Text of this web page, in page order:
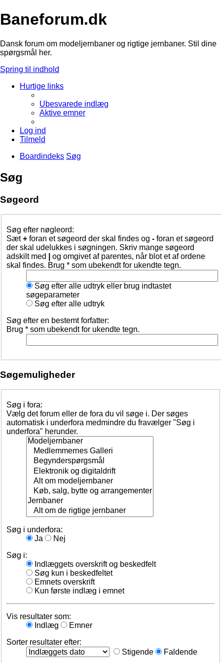
Baneforum.dk
Dansk forum om modeljernbaner og rigtige jernbaner. Stil dine
spørgsmål her.
Spring til indhold
Hurtige links
Ubesvarede indlæg
Aktive emner
Log ind
Tilmeld
Boardindeks Søg
Søg
Søgeord
Søg efter nøgleord:
Sæt+ foran et søgeord der skal findes og - foran et søgeord
der skal udelukkes i søgningen. Skriv mange søgeord
adskilt med
og omgivet af parentes, når blot et af ordene
skal findes. Brug * som ubekendt for ukendte tegn.
Søg efter alle udtryk eller brug indtastet
søgeparameter
Søg efter alle udtryk
Søg efter en bestemt forfatter:
Brug * som ubekendt for ukendte tegn.
Søgemuligheder
Søg i fora:
Vælg det forum eller de fora du vil søge i. Der søges
automatisk i underfora medmindre du fravælger "Søg i
underfora" herunder.
Søg i underfora:
Ja
Nej
Søg i:
Indlæggets overskrift og beskedfelt
Søg kun i beskedfeltet
Emnets overskrift
Kun første indlæg i emnet
Vis resultater som:
Indlæg
Emner
Sorter resultater efter:
Stigende
Faldende